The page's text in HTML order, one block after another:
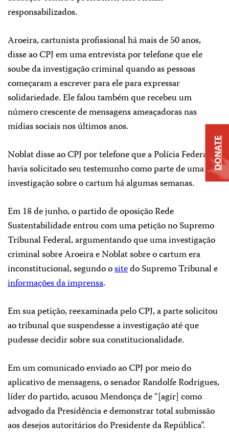
responsabilizados.
Aroeira, cartunista profissional há mais de 50 anos,
disse ao CPJ em uma entrevista por telefone que ele
soube da investigação criminal quando as pessoas
começaram a escrever para ele para expressar
solidariedade. Ele falou também que recebeu um
número crescente de mensagens ameaçadoras nas
mídias sociais nos últimos anos.
Noblat disse ao CPJ por telefone que a Polícia Federal
havia solicitado seu testemunho como parte de uma
investigação sobre o cartum há algumas semanas.
Em 18 de junho, o partido de oposição Rede
Sustentabilidade entrou com uma petição no Supremo
Tribunal Federal, argumentando que uma investigação
criminal sobre Aroeira e Noblat sobre o cartum era
inconstitucional, segundo ositedo Supremo Tribunal e
informações da imprensa.
Em sua petição, reexaminada pelo CPJ, a parte solicitou
ao tribunal que suspendesse a investigação até que
pudesse decidir sobre sua constitucionalidade.
Em um comunicado enviado ao CPJ por meio do
aplicativo de mensagens, o senador Randolfe Rodrigues,
líder do partido, acusou Mendonça de “[agir] como
advogado da Presidência e demonstrar total submissão
aos desejos autoritários do Presidente da República”.
DONATE